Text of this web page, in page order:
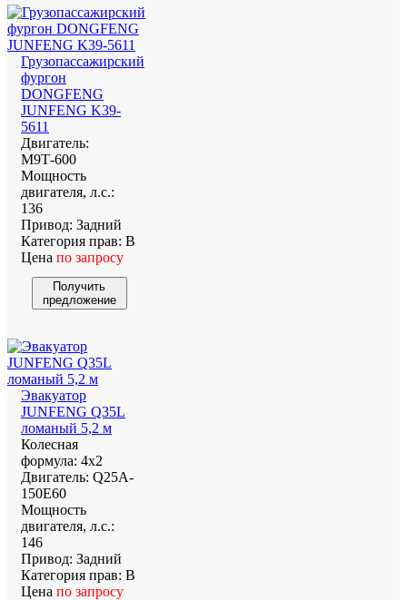
Грузопассажирский
фургон
DONGFENG
JUNFENG K39-
5611
Двигатель:
М9Т-600
Мощность
двигателя, л.с.:
136
Привод: Задний
Категория прав: В
Цена по запросу
Получить
предложение
Эвакуатор
JUNFENG Q35L
ломаный 5,2 м
Колесная
формула: 4х2
Двигатель: Q25A-
150E60
Мощность
двигателя, л.с.:
146
Привод: Задний
Категория прав: В
Цена по запросу